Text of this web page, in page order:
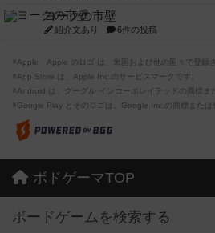
ヨークの市壁
紹介文あり 6件の投稿
※Apple、Apple のロゴ は、米国および他の国々で登録
※App Store は、Apple Inc.のサービスマークです。
※Android は、グーグル インコーポレイテッドの商標ま
※Google Play とそのロゴは、Google Inc.の商標または
ボドゲーマTOP
ボードゲームを検索する